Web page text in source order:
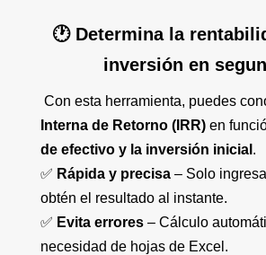
🕐 Determina la
inversión en
Con esta herramienta, puedes
Interna de Retorno (IRR)en
de efectivo y la inversión inicial .
✅ Rápida y precisa– Solo
obtén el resultado al instante.
✅ Evita errores– Cálculo
necesidad de hojas de Excel.